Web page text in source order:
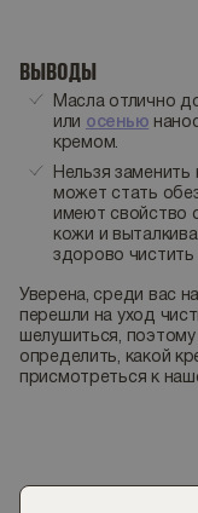
ВЫВОДЫ
Масла отлично
или осенью
кремом.
Нельзя
может стать
имеют свойство
кожи и
здорово чистить
Уверена, среди вас
перешли на уход
шелушиться,
определить, какой
присмотреться к